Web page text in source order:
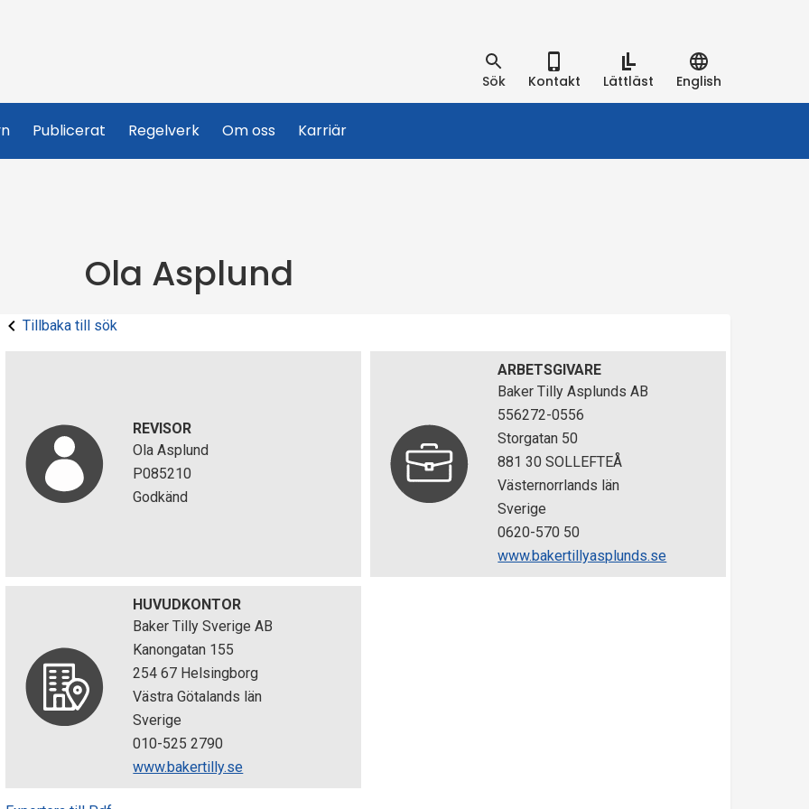
Sök Kontakt Lättläst English
Publicerat Regelverk Om oss Karriär
Ola Asplund
Tillbaka till sök
REVISOR
Ola Asplund
P085210
Godkänd
ARBETSGIVARE
Baker Tilly Asplunds AB
556272-0556
Storgatan 50
881 30 SOLLEFTEÅ
Västernorrlands län
Sverige
0620-570 50
www.bakertillyasplunds.se
HUVUDKONTOR
Baker Tilly Sverige AB
Kanongatan 155
254 67 Helsingborg
Västra Götalands län
Sverige
010-525 2790
www.bakertilly.se